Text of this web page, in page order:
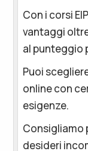
Con i corsi
vantaggi
al punteggio
Puoi
online con
esigenze.
Consigliamo
desideri